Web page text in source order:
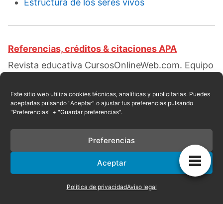
Este sitio web utiliza cookies técnicas, analíticas y publicitarias. Puedes
aceptarlas pulsando "Aceptar" o ajustar tus preferencias pulsando
"Preferencias" + "Guardar preferencias".
Aceptar
Preferencias
Política de privacidadAviso legal
Referencias, créditos & citaciones APA
Revista educativa CursosOnlineWeb.com. Equipo
reinos animales. Escrito por:Rossi Rosario
Obtenido en fecha 08, 2026, desde el sitio web:
https://cursosonlineweb.com/tipos-de-seres-
vivos.html
Privacidad|Referencias|Mapa|Contacto